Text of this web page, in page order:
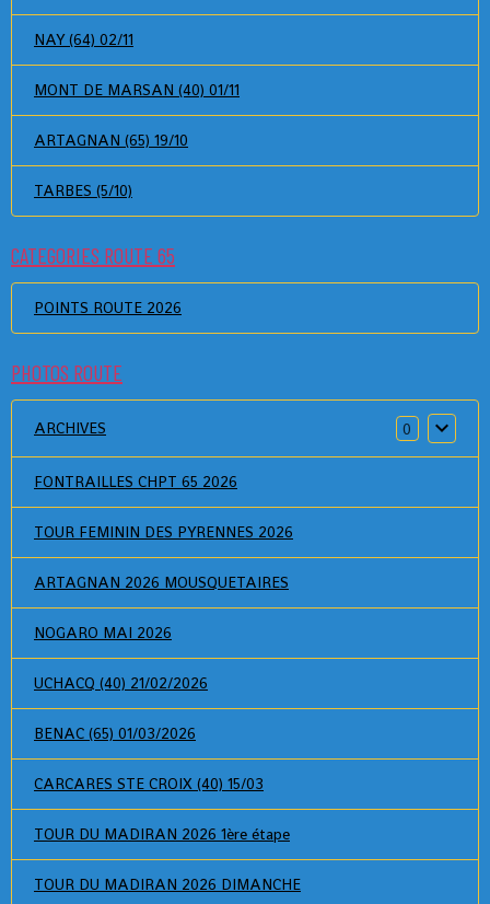
NAY (64) 02/11
MONT DE MARSAN (40) 01/11
ARTAGNAN (65) 19/10
TARBES (5/10)
CATEGORIES ROUTE 65
POINTS ROUTE 2026
PHOTOS ROUTE
ARCHIVES 0
FONTRAILLES CHPT 65 2026
TOUR FEMININ DES PYRENNES 2026
ARTAGNAN 2026 MOUSQUETAIRES
NOGARO MAI 2026
UCHACQ (40) 21/02/2026
BENAC (65) 01/03/2026
CARCARES STE CROIX (40) 15/03
TOUR DU MADIRAN 2026 1ère étape
TOUR DU MADIRAN 2026 DIMANCHE